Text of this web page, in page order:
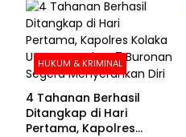
Evakuasi Jenazah
Korban
HUKUM & KRIMINAL
4 Tahanan Berhasil
Ditangkap di Hari
Pertama, Kapolres